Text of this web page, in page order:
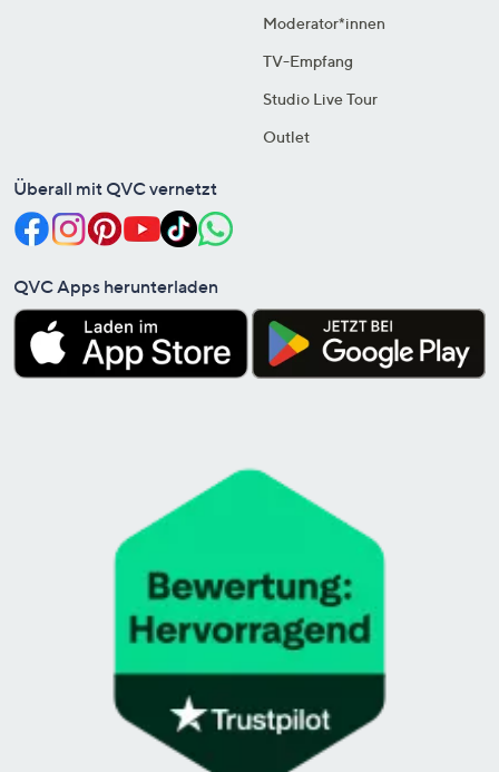
Moderator*innen
TV-Empfang
Studio Live Tour
Outlet
Überall mit QVC vernetzt
QVC Apps herunterladen